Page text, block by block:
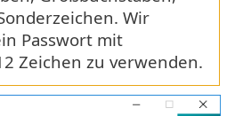
Wir
Passwort mit
Zeichen zu verwenden.